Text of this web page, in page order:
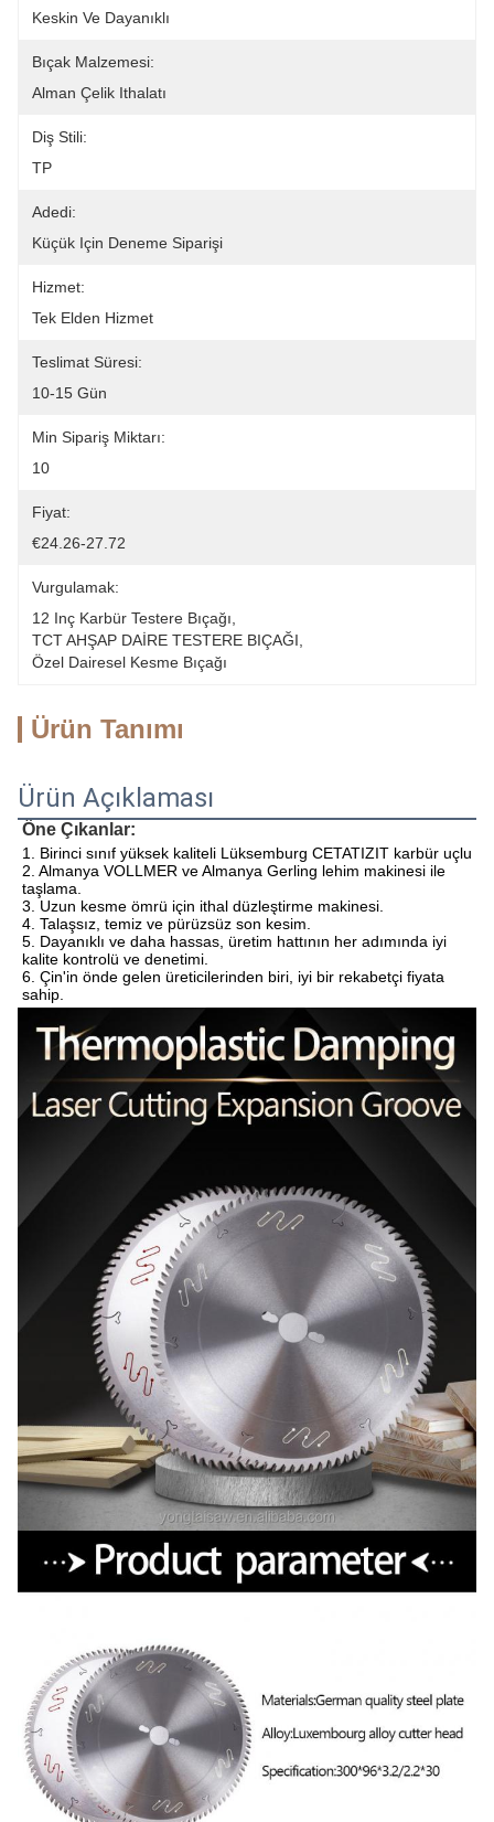
Keskin Ve Dayanıklı
Bıçak Malzemesi:
Alman Çelik Ithalatı
Diş Stili:
TP
Adedi:
Küçük Için Deneme Siparişi
Hizmet:
Tek Elden Hizmet
Teslimat Süresi:
10-15 Gün
Min Sipariş Miktarı:
10
Fiyat:
€24.26-27.72
Vurgulamak:
12 Inç Karbür Testere Bıçağı
TCT AHŞAP DAİRE TESTERE BIÇAĞI
Özel Dairesel Kesme Bıçağı
Ürün Tanımı
Ürün Açıklaması
Öne Çıkanlar:
1. Birinci sınıf yüksek kaliteli Lüksemburg CETATIZIT karbür uçlu
2. Almanya VOLLMER ve Almanya Gerling lehim makinesi ile
taşlama.
3. Uzun kesme ömrü için ithal düzleştirme makinesi.
4. Talaşsız, temiz ve pürüzsüz son kesim.
5. Dayanıklı ve daha hassas, üretim hattının her adımında iyi
kalite kontrolü ve denetimi.
6. Çin'in önde gelen üreticilerinden biri, iyi bir rekabetçi fiyata
sahip.